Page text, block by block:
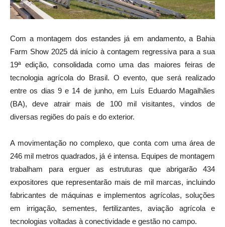
Com a montagem dos estandes já em andamento, a Bahia
Farm Show 2025 dá início à contagem regressiva para a sua
19ª edição, consolidada como uma das maiores feiras de
tecnologia agrícola do Brasil. O evento, que será realizado
entre os dias 9 e 14 de junho, em Luís Eduardo Magalhães
(BA), deve atrair mais de 100 mil visitantes, vindos de
diversas regiões do país e do exterior.
A movimentação no complexo, que conta com uma área de
246 mil metros quadrados, já é intensa. Equipes de montagem
trabalham para erguer as estruturas que abrigarão 434
expositores que representarão mais de mil marcas, incluindo
fabricantes de máquinas e implementos agrícolas, soluções
em irrigação, sementes, fertilizantes, aviação agrícola e
tecnologias voltadas à conectividade e gestão no campo.